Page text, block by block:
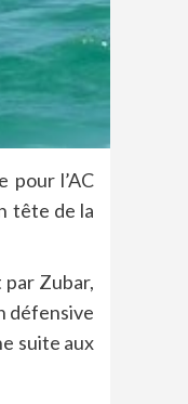
pour l’AC
tête de la
Zubar,
défensive
suite aux